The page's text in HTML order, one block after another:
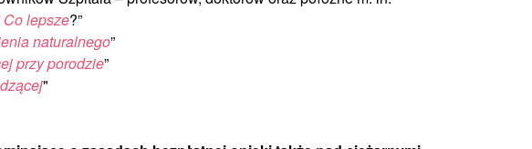
lepsze?”
naturalnego”
przy porodzie”
"